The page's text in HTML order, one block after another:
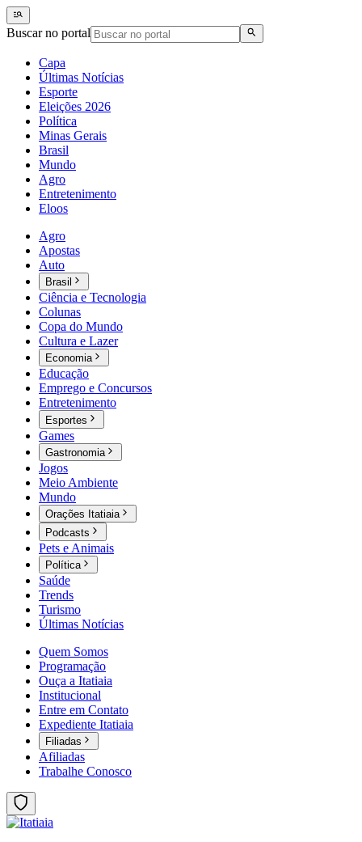
Buscar no portal
Capa
Últimas Notícias
Esporte
Eleições 2026
Política
Minas Gerais
Brasil
Mundo
Agro
Entretenimento
Eloos
Agro
Apostas
Auto
Brasil
Ciência e Tecnologia
Colunas
Copa do Mundo
Cultura e Lazer
Economia
Educação
Emprego e Concursos
Entretenimento
Esportes
Games
Gastronomia
Jogos
Meio Ambiente
Mundo
Orações Itatiaia
Podcasts
Pets e Animais
Política
Saúde
Trends
Turismo
Últimas Notícias
Quem Somos
Programação
Ouça a Itatiaia
Institucional
Entre em Contato
Expediente Itatiaia
Filiadas
Afiliadas
Trabalhe Conosco